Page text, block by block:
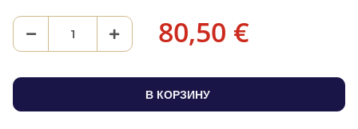
80,50 €
В КОРЗИНУ